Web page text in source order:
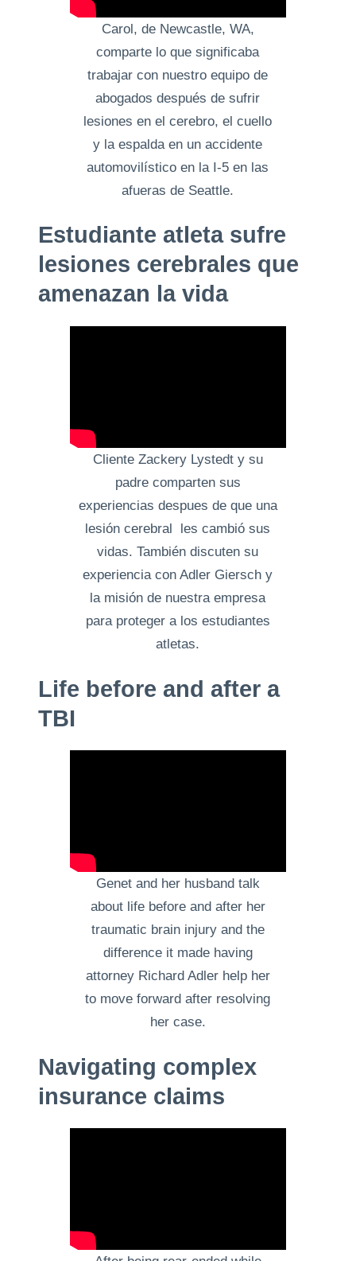
Carol, de Newcastle, WA,
comparte lo que significaba
trabajar con nuestro equipo de
abogados después de sufrir
lesiones en el cerebro, el cuello
y la espalda en un accidente
automovilístico en la I-5 en las
afueras de Seattle.
Estudiante atleta sufre
lesiones cerebrales que
amenazan la vida
Cliente Zackery Lystedt y su
padre comparten sus
experiencias despues de que una
lesión cerebral les cambió sus
vidas. También discuten su
experiencia con Adler Giersch y
la misión de nuestra empresa
para proteger a los estudiantes
atletas.
Life before and after a
TBI
Genet and her husband talk
about life before and after her
traumatic brain injury and the
difference it made having
attorney Richard Adler help her
to move forward after resolving
her case.
Navigating complex
insurance claims